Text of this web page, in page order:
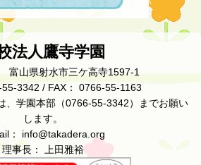
法人鷹寺学園
富山県射水市三ケ高寺1597-1
3342 / FAX： 0766-55-1163
、学園本部（0766-55-3342）までお願い
します。
： info@takadera.org
理事長： 上田雅裕